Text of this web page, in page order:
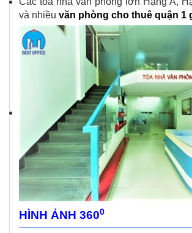
và nhiều văn phòng cho thuê quận 1
HÌNH ẢNH 3600